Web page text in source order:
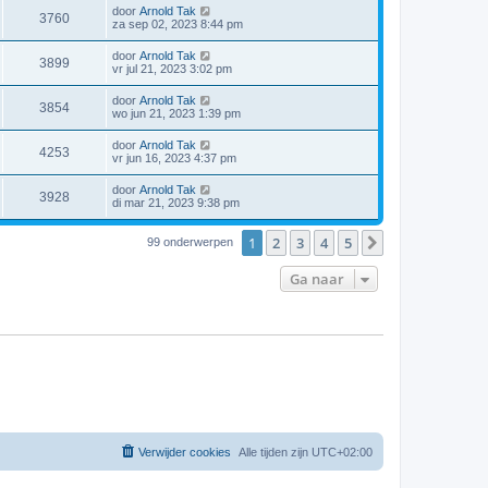
3760 door Arnold Tak
za sep 02, 2023 8:44 pm
3899 door Arnold Tak
vr jul 21, 2023 3:02 pm
3854 door Arnold Tak
wo jun 21, 2023 1:39 pm
4253 door Arnold Tak
vr jun 16, 2023 4:37 pm
3928 door Arnold Tak
di mar 21, 2023 9:38 pm
99 onderwerpen 1 2 3 4 5
Ga naar
Alle tijden zijn UTC+02:00
Verwijder cookies